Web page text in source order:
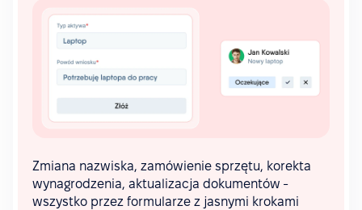
Zmiana nazwiska, zamówienie sprzętu, korekta
wynagrodzenia, aktualizacja dokumentów -
wszystko przez formularze z jasnymi krokami